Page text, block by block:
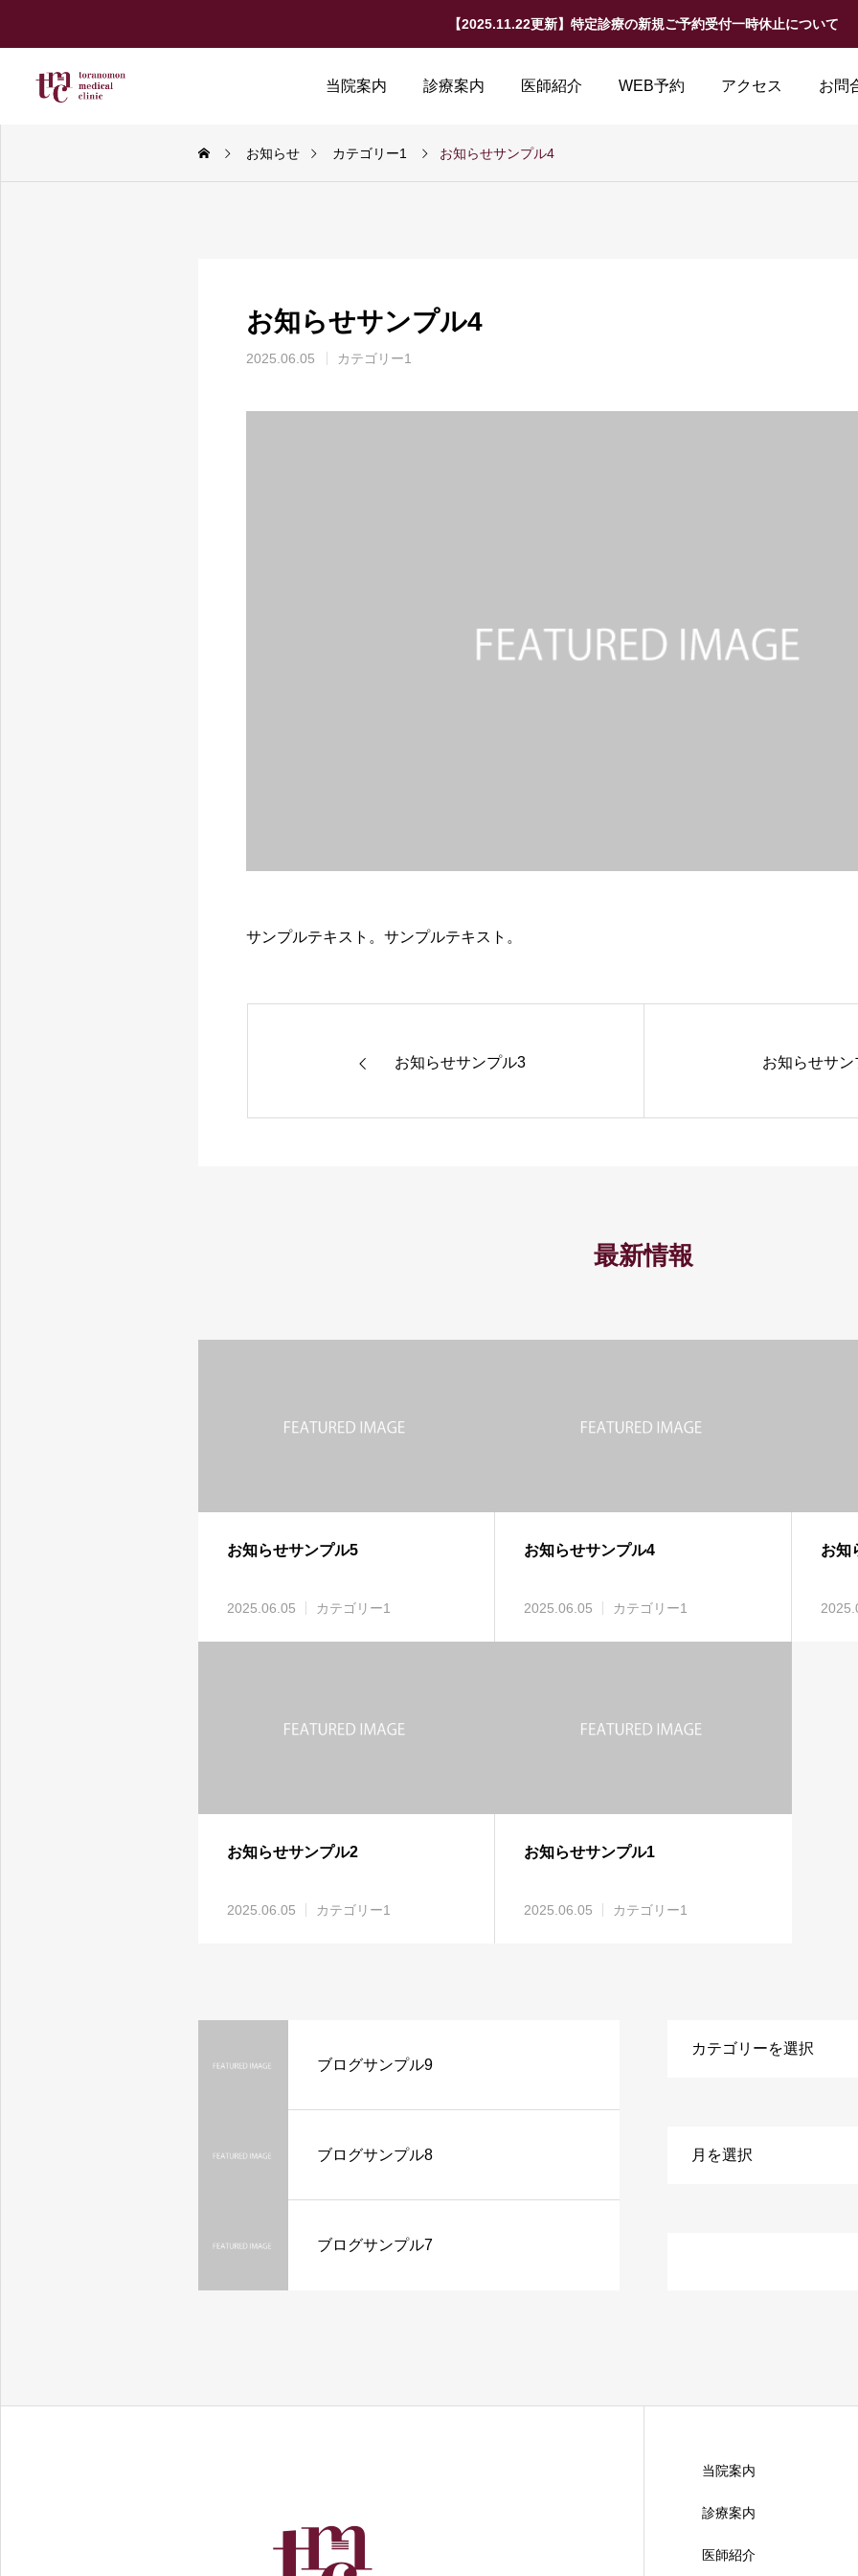
【2025.11.22更新】特定診療の新規ご予約受付一時休止について
当院案内 診療案内 医師紹介 WEB予約 アクセス お問
お知らせ カテゴリー1 お知らせサンプル4
お知らせサンプル4
2025.06.05 カテゴリー1
サンプルテキスト。サンプルテキスト。
お知らせサンプル3 お知らせサン
最新情報
お知らせサンプル5
2025.06.05 カテゴリー1
お知らせサンプル4
2025.06.05 カテゴリー1
お知
お知らせサンプル2
2025.06.05 カテゴリー1
お知らせサンプル1
2025.06.05 カテゴリー1
ブログサンプル9
ブログサンプル8
ブログサンプル7
当院案内
診療案内
医師紹介